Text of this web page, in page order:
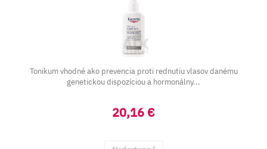
Tonikum vhodné ako prevencia proti rednutiu vlasov danému
genetickou dispozíciou a hormonálny...
20,16 €